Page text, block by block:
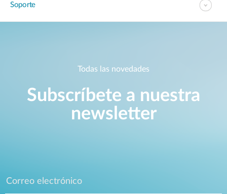
Soporte
Todas las novedades
Subscríbete a nuestra
newsletter